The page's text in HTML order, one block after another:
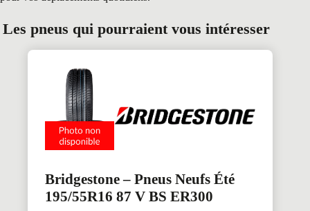
Les pneus qui pourraient vous intéresser
Bridgestone – Pneus Neufs Été
195/55R16 87 V BS ER300